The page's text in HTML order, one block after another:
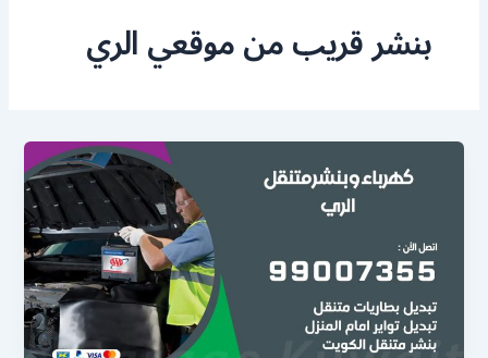
بنشر قريب من موقعي الري